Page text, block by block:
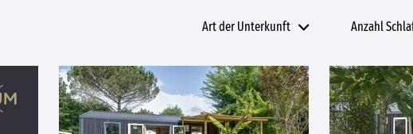
Art der Unterkunft Anzahl